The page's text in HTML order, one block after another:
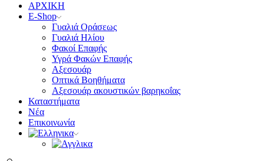
ΑΡΧΙΚΗ
E-Shop
Γυαλιά Οράσεως
Γυαλιά Ηλίου
Φακοί Επαφής
Υγρά Φακών Επαφής
Αξεσουάρ
Οπτικά Βοηθήματα
Αξεσουάρ ακουστικών βαρηκοΐας
Καταστήματα
Νέα
Επικοινωνία